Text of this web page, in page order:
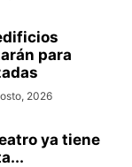
para
2026
ya tiene